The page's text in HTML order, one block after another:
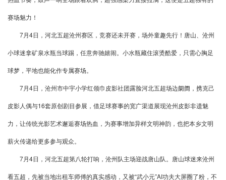
赛场魅力！
7月4日，河北五超沧州赛区，竞赛还未开赛，场外童趣先行！唐山、沧州
小球迷拿矿泉水瓶当球踢，任意奔驰嬉闹。小水瓶藏住滚烫酷爱，只需心胸足
球梦，平地也能化作专属赛场。
7月4日，沧州市中宇小学红领巾皮影社团露脸河北五超场边阛阓，携克己
皮影人偶与16套原创剧目参展，借足球赛事的宽广渠道展现沧州皮影非遗魅
力，让传统光影艺术邂逅赛场热血，为赛事增加异样文明神韵，也把本乡文明
薪火传递给更多参与观众。
7月4日，河北五超第八轮打响，沧州队主场迎战唐山队。唐山球迷来沧州
看五超，先被当地出租车师傅的真实感动，又被“武小元”AI功夫大屏圈了粉，不